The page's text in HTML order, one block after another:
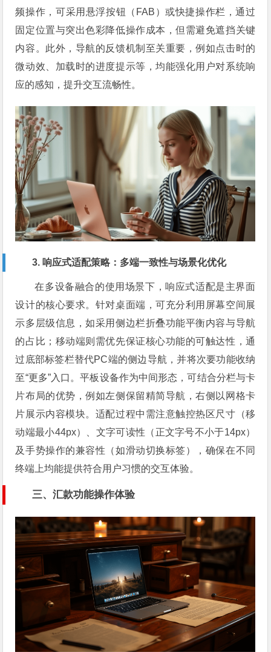
频操作，可采用悬浮按钮（FAB）或快捷操作栏，通过
固定位置与突出色彩降低操作成本，但需避免遮挡关键
内容。此外，导航的反馈机制至关重要，例如点击时的
微动效、加载时的进度提示等，均能强化用户对系统响
应的感知，提升交互流畅性。
3. 响应式适配策略：多端一致性与场景化优化
在多设备融合的使用场景下，响应式适配是主界面
设计的核心要求。针对桌面端，可充分利用屏幕空间展
示多层级信息，如采用侧边栏折叠功能平衡内容与导航
的占比；移动端则需优先保证核心功能的可触达性，通
过底部标签栏替代PC端的侧边导航，并将次要功能收纳
至“更多”入口。平板设备作为中间形态，可结合分栏与卡
片布局的优势，例如左侧保留精简导航，右侧以网格卡
片展示内容模块。适配过程中需注意触控热区尺寸（移
动端最小44px）、文字可读性（正文字号不小于14px）
及手势操作的兼容性（如滑动切换标签），确保在不同
终端上均能提供符合用户习惯的交互体验。
三、汇款功能操作体验